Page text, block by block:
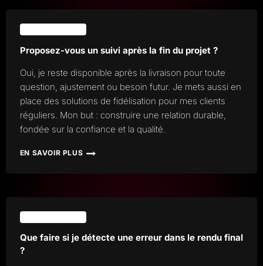
:
48
000
/
BITS
Proposez-vous un suivi après la fin du projet ?
Oui, je reste disponible après la livraison pour toute
question, ajustement ou besoin futur. Je mets aussi en
place des solutions de fidélisation pour mes clients
réguliers. Mon but : construire une relation durable,
fondée sur la confiance et la qualité.
EN SAVOIR PLUS
PROPOSEZ-
LA
FIN
DU
PROJET
Que faire si je détecte une erreur dans le rendu final
?